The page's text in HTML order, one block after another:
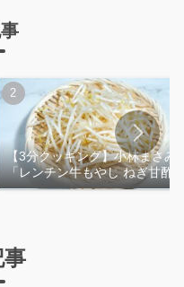
【3分クッキング】小林まさみ
「レンチン牛もやし ねぎ甘酢
れ」作り方
事